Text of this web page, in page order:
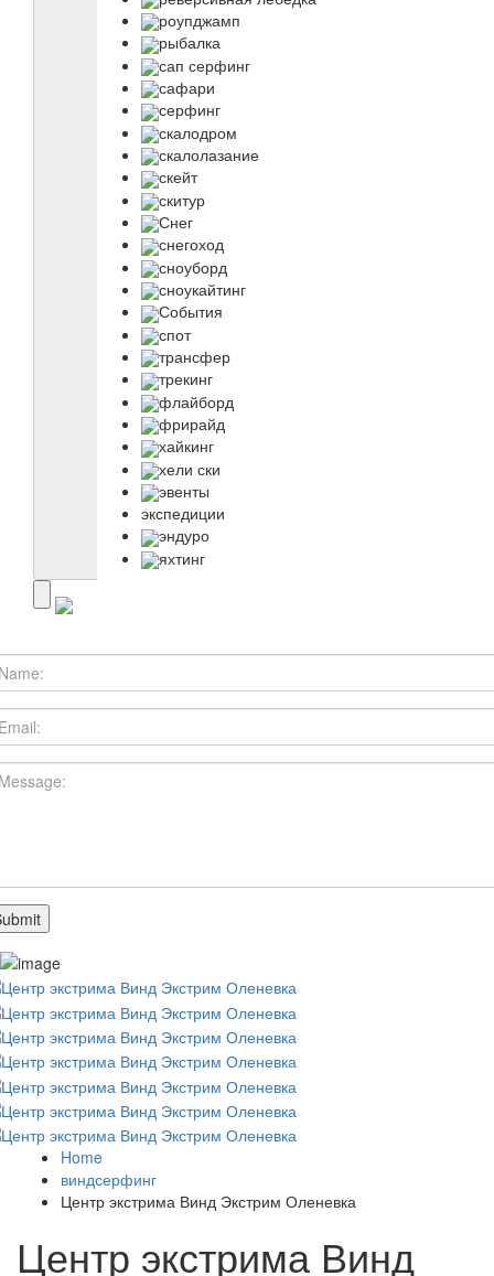
роупджамп
рыбалка
сап серфинг
сафари
серфинг
скалодром
скалолазание
скейт
скитур
Снег
снегоход
сноуборд
сноукайтинг
События
спот
трансфер
трекинг
флайборд
фрирайд
хайкинг
хели ски
эвенты
экспедиции
эндуро
яхтинг
Home
виндсерфинг
Центр экстрима Винд Экстрим Оленевка
Центр экстрима Винд